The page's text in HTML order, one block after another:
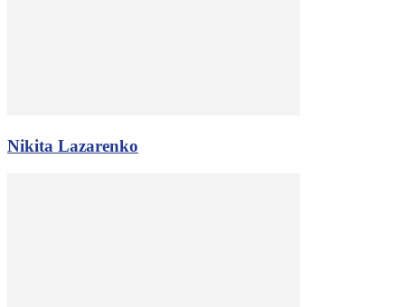
Nikita Lazarenko